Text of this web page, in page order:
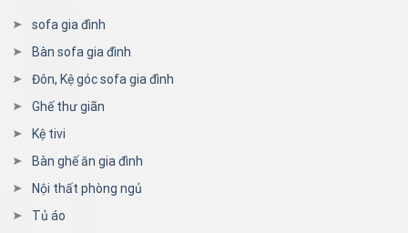
sofa gia đình
Bàn sofa gia đình
Đôn, Kệ góc sofa gia đình
Ghế thư giãn
Kệ tivi
Bàn ghế ăn gia đình
Nội thất phòng ngủ
Tủ áo